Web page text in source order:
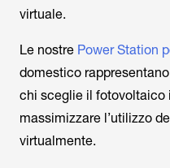
virtuale.
Le nostre Power Station
domestico
chi sceglie il fotovoltaico
massimizzare l’utilizzo
virtualmente.